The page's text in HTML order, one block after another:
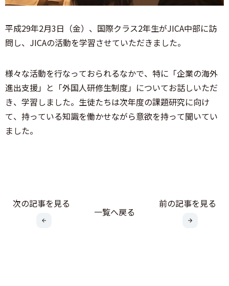
平成29年2月3日（金）、国際クラス2年生がJICA中部に訪
問し、JICAの活動を学習させていただきました。
様々な活動を行なっておられるなかで、特に「企業の海外
進出支援」と「外国人研修生制度」についてお話しいただ
き、学習しました。生徒たちは次年度の課題研究に向け
て、持っている知識を働かせながら意欲を持って聞いてい
ました。
次の記事を見る
一覧へ戻る
前の記事を見る